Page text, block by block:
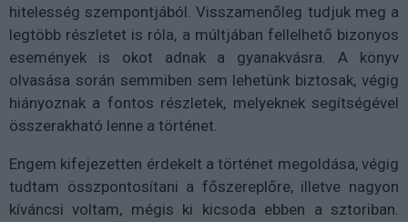
hitelesség szempontjából. Visszamenőleg tudjuk meg a
legtöbb részletet is róla, a múltjában fellelhető bizonyos
események is okot adnak a gyanakvásra. A könyv
olvasása során semmiben sem lehetünk biztosak, végig
hiányoznak a fontos részletek, melyeknek segítségével
összerakható lenne a történet.
Engem kifejezetten érdekelt a történet megoldása, végig
tudtam összpontosítani a főszereplőre, illetve nagyon
kíváncsi voltam, mégis ki kicsoda ebben a sztoriban.